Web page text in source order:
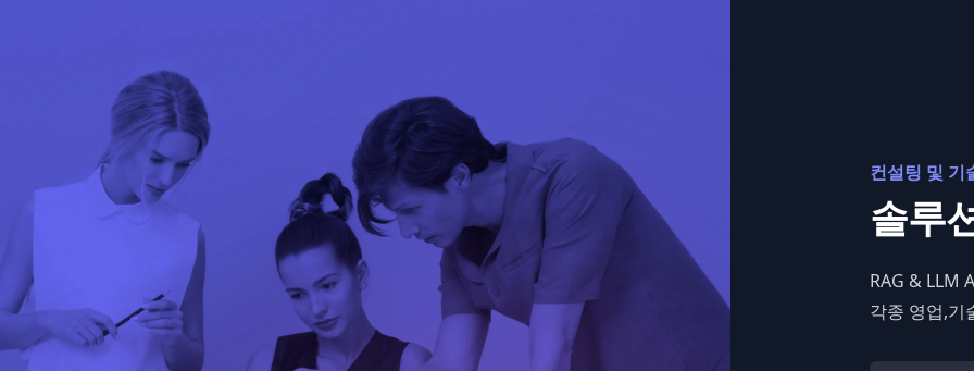
컨설팅 및 기
솔루
RAG & LLM
각종 영업,기